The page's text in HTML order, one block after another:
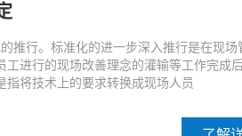
推行。标准化的进一步深入推行是在现场
工进行的现场改善理念的灌输等工作完成
指将技术上的要求转换成现场人员